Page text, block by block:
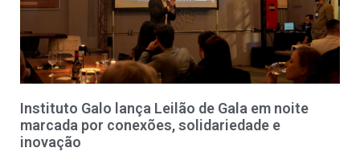
Instituto Galo lança Leilão de Gala em noite
marcada por conexões, solidariedade e
inovação